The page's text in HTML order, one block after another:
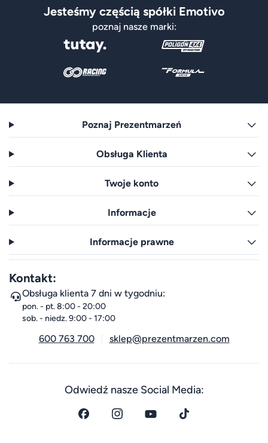
Jesteśmy częścią spółki Emotivo
poznaj nasze marki:
Poznaj Prezentmarzeń
Obsługa Klienta
Twoje konto
Informacje
Informacje prawne
Kontakt:
Obsługa klienta 7 dni w tygodniu:
pon. - pt. 8:00 - 20:00
sob. - niedz. 9:00 - 17:00
600 763 700 sklep@prezentmarzen.com
Odwiedź nasze Social Media: